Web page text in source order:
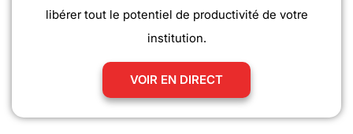
libérer tout le potentiel de productivité de votre
institution.
VOIR EN DIRECT